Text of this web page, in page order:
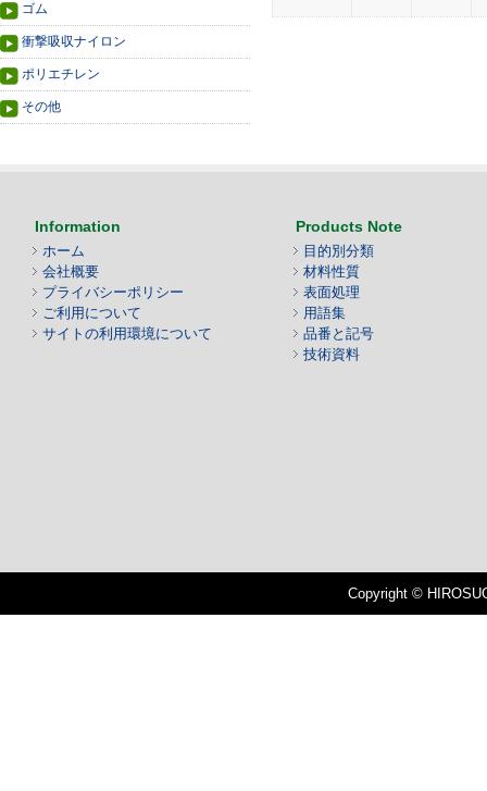
ゴム
衝撃吸収ナイロン
ポリエチレン
その他
Information
ホーム
会社概要
プライバシーポリシー
ご利用について
サイトの利用環境について
Products Note
目的別分類
材料性質
表面処理
用語集
品番と記号
技術資料
Copyright ©